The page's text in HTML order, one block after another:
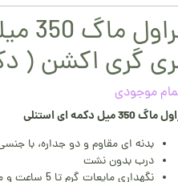
تغییر گذر
سفارشات
خروج ازگری اکشن (
موجودی
ماگ 350 میل دکمه ایاستنلی
بدنه ای مقاوم و دو جداره، با
درب بدون نشت
نگهداری مایعات گرم تا 5 ساعت و مایعات سرد تا 8 ساعت